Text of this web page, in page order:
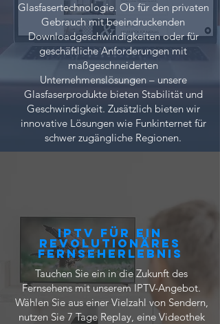
Glasfasertechnologie. Ob für den privaten
Gebrauch mit beeindruckenden
Downloadgeschwindigkeiten oder für
geschäftliche Anforderungen mit
maßgeschneiderten
Unternehmenslösungen – unsere
Glasfaserprodukte bieten Stabilität und
Geschwindigkeit. Zusätzlich bieten wir
innovative Lösungen wie Funkinternet für
schwer zugängliche Regionen.
IPTV für ein
revolutionäres
Fernseherlebnis
Tauchen Sie ein in die Zukunft des
Fernsehens mit unserem IPTV-Angebot.
Wählen Sie aus einer Vielzahl von Sendern,
nutzen Sie 7 Tage Replay, eine Videothek